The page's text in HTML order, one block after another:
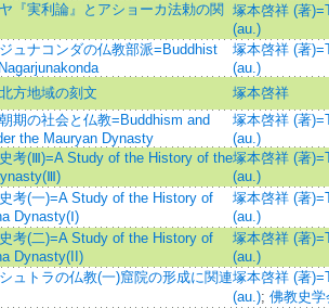
『実利論』とアショーカ法勅の関 塚本啓祥 (著
(au.)
ュナコンダの仏教部派=Buddhist
塚本啓祥 (著
(au.)
方地域の刻文
塚本啓祥
期の社会と仏教=Buddhism and
the Mauryan Dynasty
塚本啓祥 (著
(au.)
考(Ⅲ)=A Study of the History of the塚本啓祥 (著
(au.)
考(一)=A Study of the History of
Dynasty(Ⅰ)
塚本啓祥 (著
(au.)
考(二)=A Study of the History of
Dynasty(II)
塚本啓祥 (著
(au.)
ュトラの仏教(一)窟院の形成に関連塚本啓祥 (著
(au.); 佛教史学